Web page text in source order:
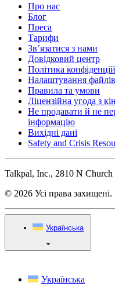
Про нас
Блог
Преса
Тарифи
Зв’язатися з нами
Довідковий центр
Політика
Налаштування
Правила та умови
Ліцензійна угода з
Не продавати й не
інформацію
Вихідні дані
Safety and Crisis
Talkpal, Inc., 2810 N
© 2026 Усі права захищені.
Українська
Українська